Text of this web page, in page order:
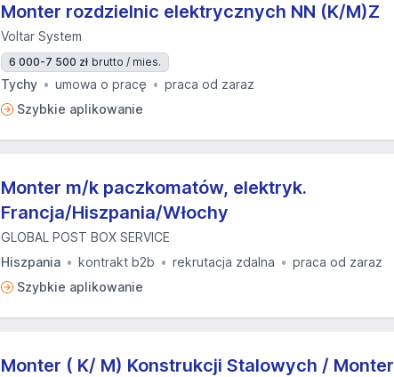
Monter rozdzielnic elektrycznych NN (K/M)Z
Voltar System
6 000-7 500 zł brutto / mies.
Tychy umowa o pracę
praca od zaraz
Szybkie aplikowanie
Monter m/k paczkomatów, elektryk.
Francja/Hiszpania/Włochy
GLOBAL POST BOX SERVICE
Hiszpania
kontrakt b2b rekrutacja zdalna
praca od zaraz
Szybkie aplikowanie
Monter ( K/ M) Konstrukcji Stalowych / Monter